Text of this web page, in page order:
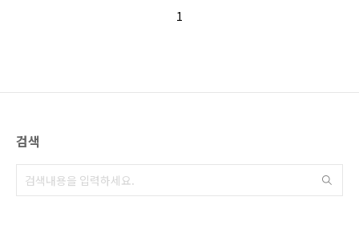
1
검색